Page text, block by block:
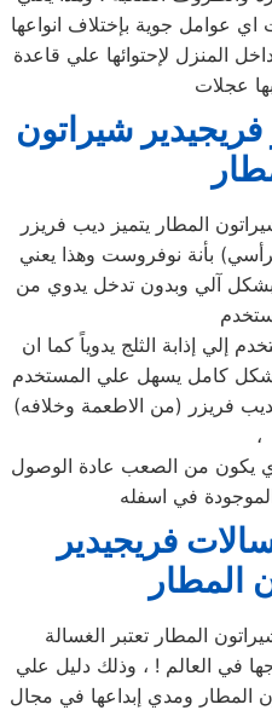
عوامل جوية بإختلاف انواعها
المنزل لإحتوائها علي قاعدة
عجلات
شيراتون
المطار يتميز ديب فريزر
بأنة نوفروست وهذا يعني
بشكل آلي وبدون تدخل يدوي من
إلي إذابة الثلج يدوياً كما ان
كامل يسهل علي المستخدم
فريزر (من الاطعمة وخلافه)
،
يكون من الصعب عادة الوصول
فريجيدير
المطار
المطار تعتبر الغسالة
في العالم ! ، وذلك دليل علي
المطار ومدي إبداعها في مجال